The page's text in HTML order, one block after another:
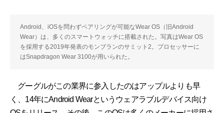
Android、iOSを問わずペアリングが可能なWear OS（旧Android
Wear）は、多くのスマートウォッチに搭載された。写真はWear OS
を採用する2019年発表のモンブランのサミット2。プロセッサーに
はSnapdragon Wear 3100が用いられた。
グーグルがこの業界に参入したのはアップルよりも早
く、14年にAndroid Wearというウェアラブルデバイス向け